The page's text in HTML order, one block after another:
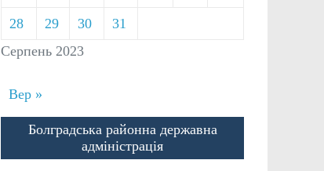
Серпень 2023
28 29 30 31
Вер »
Болградська районна державна
адміністрація